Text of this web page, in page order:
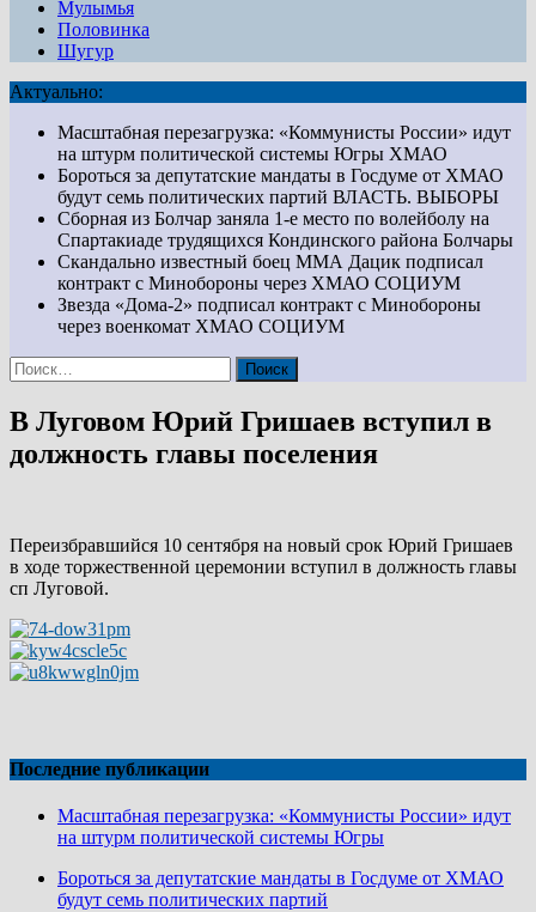
Мулымья
Половинка
Шугур
Актуально:
Масштабная перезагрузка: «Коммунисты России» идут
на штурм политической системы Югры ХМАО
Бороться за депутатские мандаты в Госдуме от ХМАО
будут семь политических партий ВЛАСТЬ. ВЫБОРЫ
Сборная из Болчар заняла 1-е место по волейболу на
Спартакиаде трудящихся Кондинского района Болчары
Скандально известный боец ММА Дацик подписал
контракт с Минобороны через ХМАО СОЦИУМ
Звезда «Дома-2» подписал контракт с Минобороны
через военкомат ХМАО СОЦИУМ
Найти:
В Луговом Юрий Гришаев вступил в
должность главы поселения
Переизбравшийся 10 сентября на новый срок Юрий Гришаев
в ходе торжественной церемонии вступил в должность главы
сп Луговой.
Последние публикации
Масштабная перезагрузка: «Коммунисты России» идут
на штурм политической системы Югры
Бороться за депутатские мандаты в Госдуме от ХМАО
будут семь политических партий